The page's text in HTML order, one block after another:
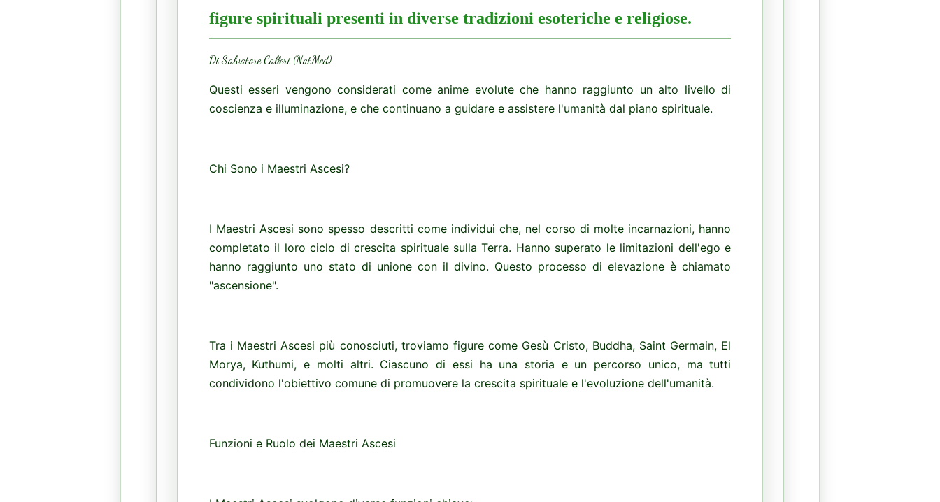
figure spirituali presenti in diverse tradizioni esoteriche e religiose.
Di Salvatore Calleri (NatMed)
Questi esseri vengono considerati come anime evolute che hanno raggiunto un alto livello di
coscienza e illuminazione, e che continuano a guidare e assistere l'umanità dal piano spirituale.
Chi Sono i Maestri Ascesi?
I Maestri Ascesi sono spesso descritti come individui che, nel corso di molte incarnazioni, hanno
completato il loro ciclo di crescita spirituale sulla Terra. Hanno superato le limitazioni dell'ego e
hanno raggiunto uno stato di unione con il divino. Questo processo di elevazione è chiamato
"ascensione".
Tra i Maestri Ascesi più conosciuti, troviamo figure come Gesù Cristo, Buddha, Saint Germain, El
Morya, Kuthumi, e molti altri. Ciascuno di essi ha una storia e un percorso unico, ma tutti
condividono l'obiettivo comune di promuovere la crescita spirituale e l'evoluzione dell'umanità.
Funzioni e Ruolo dei Maestri Ascesi